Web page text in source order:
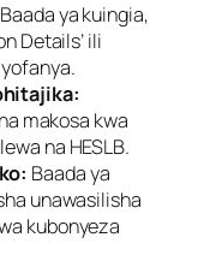
Baada ya kuingia,
Details’ ili
makosa kwa
na HESLB.
Baada ya
unawasilisha
kubonyeza